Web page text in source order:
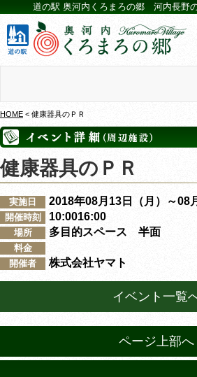
道の駅 奥河内くろまろの郷 河内長野
HOME < 健康器具のＰＲ
健康器具のＰＲ
実施日 2018年08月13日（月）～08
開催時刻 10:0016:00
場所 多目的スペース 半面
料金
開催者
株式会社ヤマト
イベント一覧
ページ上部へ